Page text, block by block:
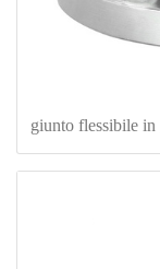
giunto flessibile in